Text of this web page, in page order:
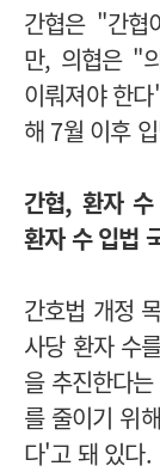
간협은 "간협
만, 의협은 "
이뤄져야 한
해 7월 이후
간협, 환자 수
환자 수 입법
간호법 개정
사당 환자 수
을 추진한다
를 줄이기 위
다'고 돼 있다.